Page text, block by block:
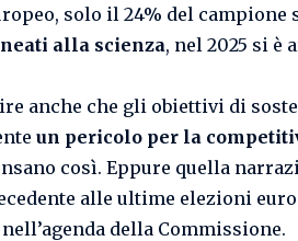
solo il 24% del campione
alla scienza, nel 2025 si è
anche che gli obiettivi di
un pericolo per la
così. Eppure quella
alle ultime elezioni
della Commissione.